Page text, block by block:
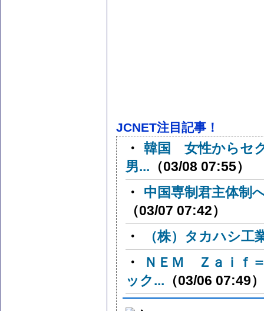
JCNET注目記事！
・ 韓国 女性からセ
男... （03/08 07:55）
・
中国専制君主体
（03/07 07:42）
・
（株）タカハシ工
・
ＮＥＭ Ｚａｉｆ
ック... （03/06 07:49）